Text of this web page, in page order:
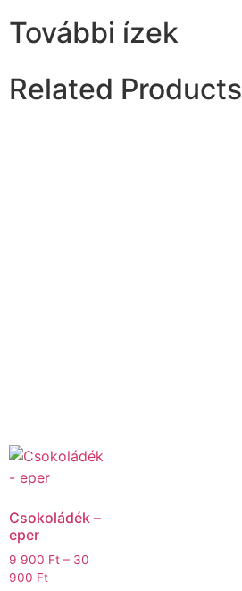
További ízek
Related Products
Csokoládék –
eper
9 900 Ft – 30
900 Ft